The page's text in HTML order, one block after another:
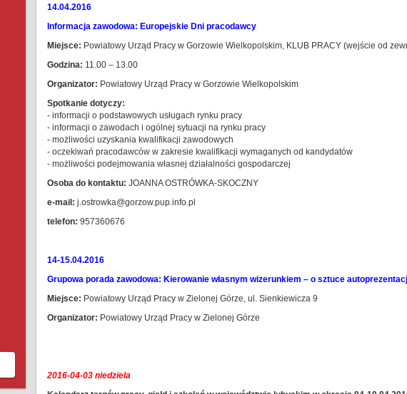
14.04.2016
Informacja zawodowa: Europejskie Dni pracodawcy
Miejsce: Powiatowy Urząd Pracy w Gorzowie Wielkopolskim, KLUB PRACY (wejście od
Godzina: 11.00 – 13.00
Organizator: Powiatowy Urząd Pracy w Gorzowie Wielkopolskim
Spotkanie dotyczy:
- informacji o podstawowych usługach rynku pracy
- informacji o zawodach i ogólnej sytuacji na rynku pracy
- możliwości uzyskania kwalifikacji zawodowych
- oczekiwań pracodawców w zakresie kwalifikacji wymaganych od kandydatów
- możliwości podejmowania własnej działalności gospodarczej
Osoba do kontaktu: JOANNA OSTRÓWKA-SKOCZNY
e-mail: j.ostrowka@gorzow.pup.info.pl
telefon: 957360676
14-15.04.2016
Grupowa porada zawodowa: Kierowanie własnym wizerunkiem – o sztuce
Miejsce: Powiatowy Urząd Pracy w Zielonej Górze, ul. Sienkiewicza 9
Organizator: Powiatowy Urząd Pracy w Zielonej Górze
2016-04-03 niedziela